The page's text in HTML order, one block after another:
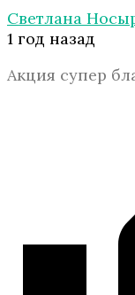
Светлана
1 год назад
Акция супер